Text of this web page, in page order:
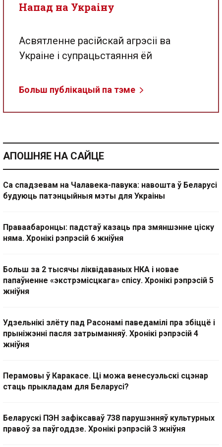
Напад на Украіну
Асвятленне расійскай агрэсіі ва
Украіне і супрацьстаяння ёй
Больш публікацый па тэме
АПОШНЯЕ НА САЙЦЕ
Са спадзевам на Чалавека-павука: навошта ў Беларусі
будуюць патэнцыйныя мэты для Украіны
Праваабаронцы: падстаў казаць пра змяншэнне ціску
няма. Хронікі рэпрэсій 6 жніўня
Больш за 2 тысячы ліквідаваных НКА і новае
папаўненне «экстрэмісцкага» спісу. Хронікі рэпрэсій 5
жніўня
Удзельнікі злёту пад Расонамі паведамілі пра збіццё і
прыніжэнні пасля затрыманняў. Хронікі рэпрэсій 4
жніўня
Перамовы ў Каракасе. Ці можа венесуэльскі сцэнар
стаць прыкладам для Беларусі?
Беларускі ПЭН зафіксаваў 738 парушэнняў культурных
правоў за паўгоддзе. Хронікі рэпрэсій 3 жніўня